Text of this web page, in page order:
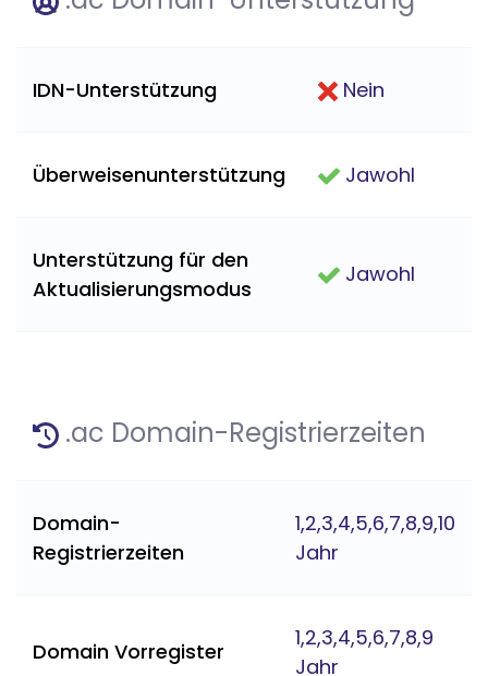
IDN-Unterstützung Nein
Überweisenunterstützung Jawohl
Unterstützung für den
Aktualisierungsmodus
Jawohl
.ac Domain-Registrierzeiten
Domain-
Registrierzeiten
1,2,3,4,5,6,7,8,9,10
Jahr
Domain Vorregister
1,2,3,4,5,6,7,8,9
Jahr